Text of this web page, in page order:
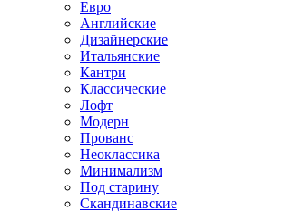
Евро
Английские
Дизайнерские
Итальянские
Кантри
Классические
Лофт
Модерн
Прованс
Неоклассика
Минимализм
Под старину
Скандинавские